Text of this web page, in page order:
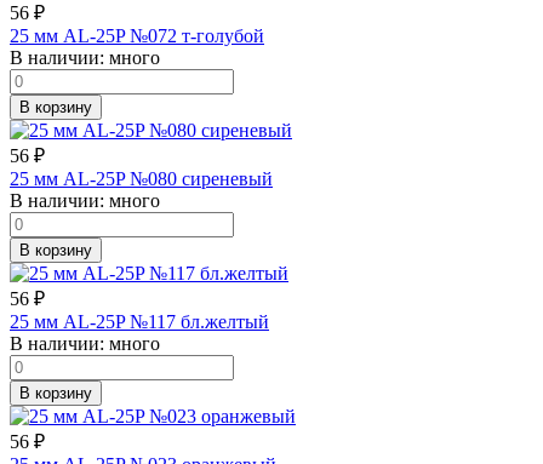
56 ₽
25 мм AL-25P №072 т-голубой
В наличии: много
В корзину
56 ₽
25 мм AL-25P №080 сиреневый
В наличии: много
В корзину
56 ₽
25 мм AL-25P №117 бл.желтый
В наличии: много
В корзину
56 ₽